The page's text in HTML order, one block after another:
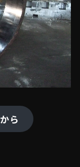
ら